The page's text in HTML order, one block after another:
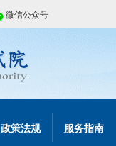
微信公众号
政策法规 服务指南